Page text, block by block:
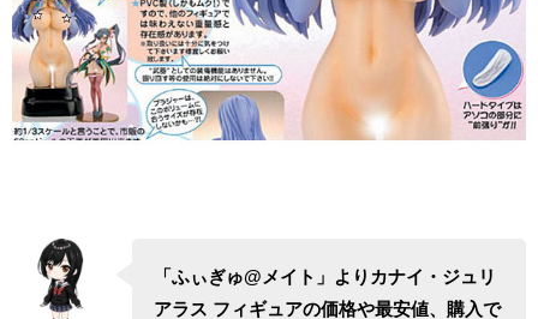
「ふぃぎゅ@メイト」よりカナイ・ジュリ
アラス フィギュアの価格や最安値、購入で